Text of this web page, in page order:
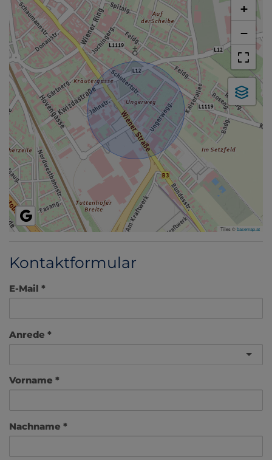
+
−
Tiles ©basemap.at
Kontaktformular
E-Mail
Anrede
Vorname
Nachname